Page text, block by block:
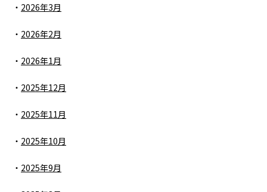
2026年3月
2026年2月
2026年1月
2025年12月
2025年11月
2025年10月
2025年9月